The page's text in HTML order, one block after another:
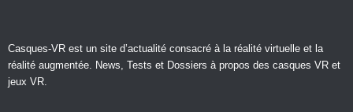
Casques-VR est un site d’actualité consacré à la réalité virtuelle et la
réalité augmentée. News, Tests et Dossiers à propos des casques VR et
jeux VR.